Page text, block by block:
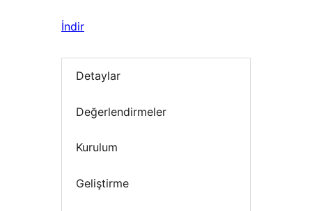
İndir
Detaylar
Değerlendirmeler
Kurulum
Geliştirme